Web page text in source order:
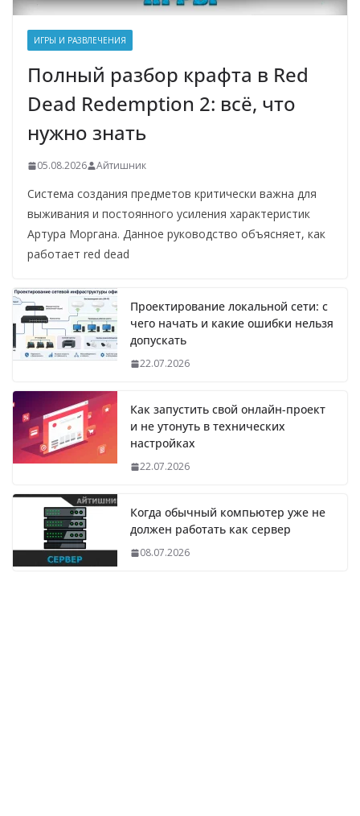
ИГРЫ И РАЗВЛЕЧЕНИЯ
Полный разбор крафта в Red
Dead Redemption 2: всё, что
нужно знать
05.08.2026 Айтишник
Система создания предметов критически важна для
выживания и постоянного усиления характеристик
Артура Моргана. Данное руководство объясняет, как
работает red dead
Проектирование локальной сети: с
чего начать и какие ошибки нельзя
допускать
22.07.2026
Как запустить свой онлайн-проект
и не утонуть в технических
настройках
22.07.2026
Когда обычный компьютер уже не
должен работать как сервер
08.07.2026